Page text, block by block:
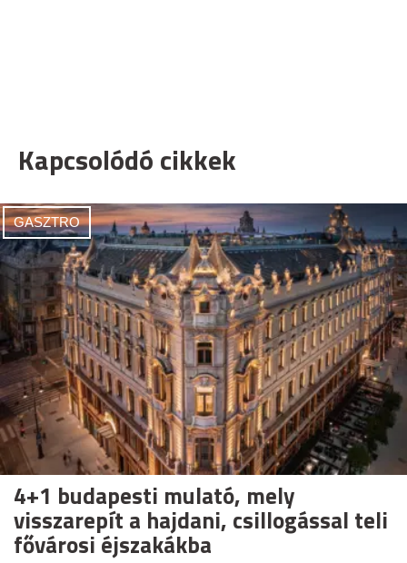
Kapcsolódó cikkek
GASZTRO
4+1 budapesti mulató, mely
visszarepít a hajdani, csillogással teli
fővárosi éjszakákba